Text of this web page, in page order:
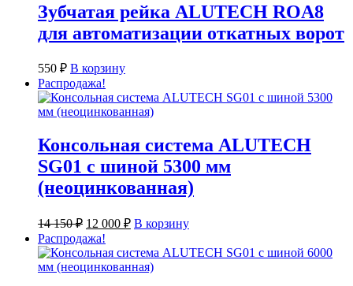
Зубчатая рейка ALUTECH ROA8
для автоматизации откатных ворот
550 ₽ В корзину
Распродажа!
Консольная система ALUTECH
SG01 с шиной 5300 мм
(неоцинкованная)
14 150₽ Первоначальная
цена
составляла
14
12 000 ₽Текущая
цена:
12
000 ₽.
В корзину
Распродажа!